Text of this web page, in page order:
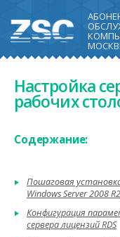
Настройка
рабочих
Содержание:
Пошаговая
Windows Server 2008 R2
Конфигурация
сервера лицензий RDS